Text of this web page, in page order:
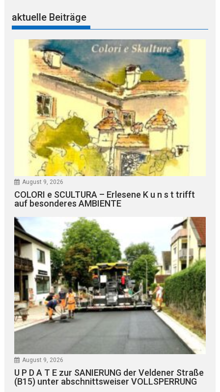
aktuelle Beiträge
August 9, 2026
COLORI e SCULTURA – Erlesene K u n s t trifft
auf besonderes AMBIENTE
August 9, 2026
U P D A T E zur SANIERUNG der Veldener Straße
(B15) unter abschnittsweiser VOLLSPERRUNG